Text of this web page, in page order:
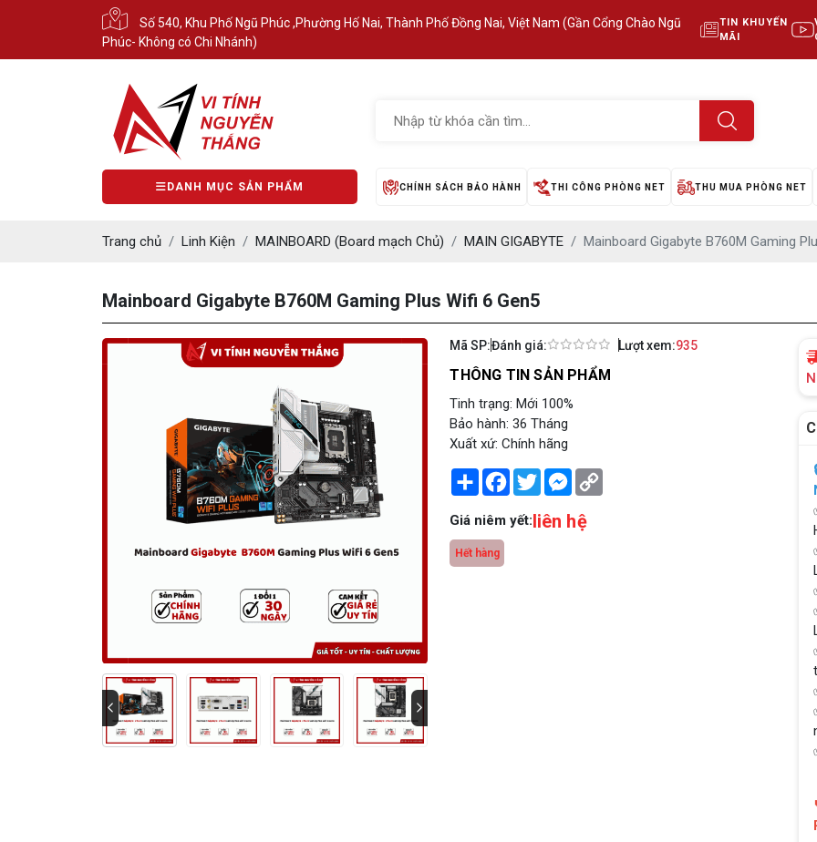
Số 540, Khu Phố Ngũ Phúc ,Phường Hố Nai, Thành Phố Đồng Nai, Việt Nam (Gần Cổng Chào Ngũ
Phúc- Không có Chi Nhánh)
TIN KHUYẾN
MÃI
DANH MỤC SẢN PHẨM CHÍNH SÁCH BẢO HÀNH THI CÔNG PHÒNG NET THU MUA PHÒNG NET
Trang chủ Linh Kiện MAINBOARD (Board mạch Chủ) MAIN GIGABYTE Mainboard Gigabyte B760M Gaming
Mainboard Gigabyte B760M Gaming Plus Wifi 6 Gen5
Mã SP:Đánh giá: Lượt xem:935
THÔNG TIN SẢN PHẨM
Tinh trạng: Mới 100%
Bảo hành: 36 Tháng
Xuất xứ: Chính hãng
ShareFacebook
TwitterMessenger
Giá niêm yết:liên hệ
Hết hàng